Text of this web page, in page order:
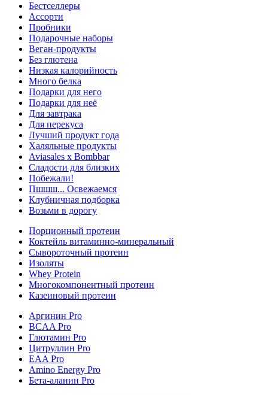
Бестселлеры
Ассорти
Пробники
Подарочные наборы
Веган-продукты
Без глютена
Низкая калорийность
Много белка
Подарки для него
Подарки для неё
Для завтрака
Для перекуса
Лучший продукт года
Халяльные продукты
Aviasales x Bombbar
Сладости для близких
Побежали!
Пшшш... Освежаемся
Клубничная подборка
Возьми в дорогу
Порционный протеин
Коктейль витаминно-минеральный
Сывороточный протеин
Изоляты
Whey Protein
Многокомпонентный протеин
Казеиновый протеин
Аргинин Pro
BCAA Pro
Глютамин Pro
Цитруллин Pro
EAA Pro
Amino Energy Pro
Бета-аланин Pro